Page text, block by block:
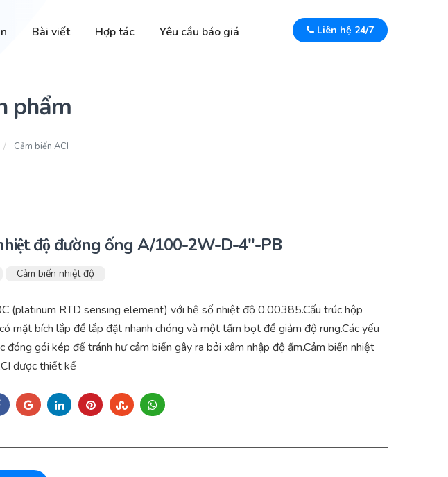
Bài viết Hợp tác Yêu cầu báo giá Liên hệ 24/7
phẩm
Cảm biến ACI
độ đường ống A/100-2W-D-4″-PB
Cảm biến nhiệt độ
(platinum RTD sensing element) với hệ số nhiệt độ 0.00385.Cấu trúc hộp
mặt bích lắp để lắp đặt nhanh chóng và một tấm bọt để giảm độ rung.Các yếu
đóng gói kép để tránh hư cảm biến gây ra bởi xâm nhập độ ẩm.Cảm biến nhiệt
được thiết kế